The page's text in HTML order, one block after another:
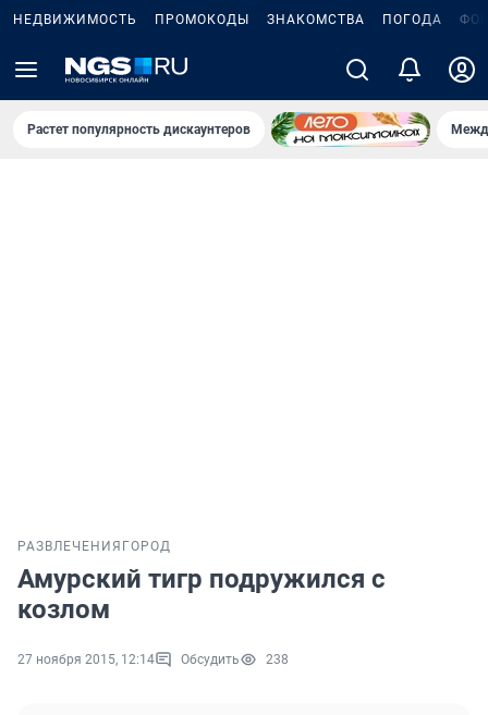
НЕДВИЖИМОСТЬ ПРОМОКОДЫ ЗНАКОМСТВА ПОГОДА
Растет популярность дискаунтеров
РАЗВЛЕЧЕНИЯ ГОРОД
Амурский тигр подружился с
козлом
27 ноября 2015, 12:14 Обсудить 238